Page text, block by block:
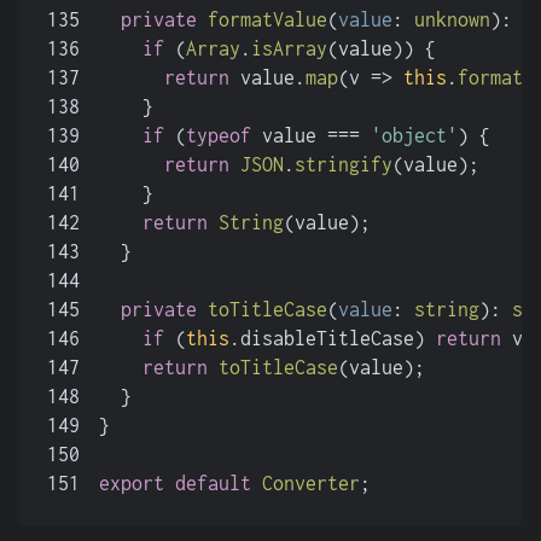
135
136
137
138
139
140
141
142
143
144
145
146
147
148
149
150
151
private formatValue(value : unknown):
if (Array . isArray(value)) {
return value.map(v => this .
    }
if (typeof value === 'object' ) {
return
JSON . stringify(value);
    }
return
String(value);
  }
private toTitleCase(value : string):
if (this .disableTitleCase) return
return
toTitleCase(value);
  }
}
export default Converter ;